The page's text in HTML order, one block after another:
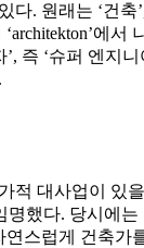
다. 원래는 ‘건축
에서
즉 ‘슈퍼 엔지
적 대사업이 있
명했다. 당시에는
스럽게 건축가